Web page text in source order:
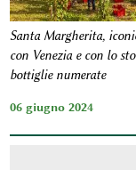
Santa Margherita,
con Venezia e con lo
bottiglie numerate
06 giugno 2024